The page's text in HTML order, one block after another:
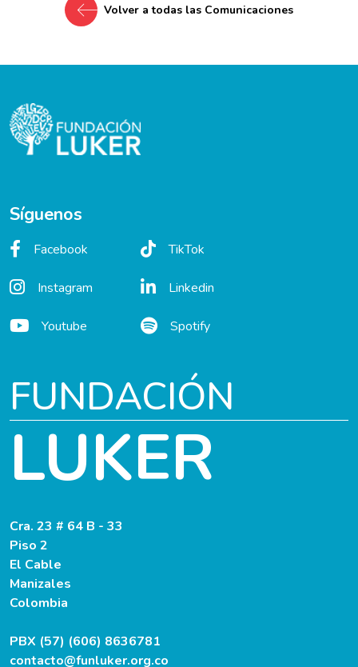
Volver a todas las Comunicaciones
Síguenos
Facebook
Instagram
Youtube
TikTok
Linkedin
Spotify
FUNDACIÓN
LUKER
Cra. 23 # 64 B - 33
Piso 2
El Cable
Manizales
Colombia
PBX (57) (606) 8636781
contacto@funluker.org.co